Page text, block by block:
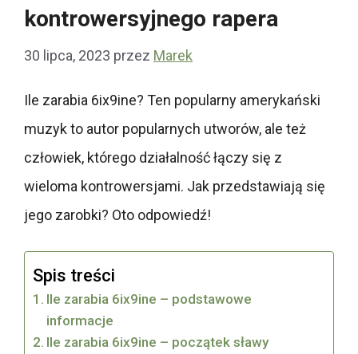
kontrowersyjnego rapera
30 lipca, 2023 przez Marek
Ile zarabia 6ix9ine? Ten popularny amerykański
muzyk to autor popularnych utworów, ale też
człowiek, którego działalność łączy się z
wieloma kontrowersjami. Jak przedstawiają się
jego zarobki? Oto odpowiedź!
Spis treści
Ile zarabia 6ix9ine – podstawowe
informacje
Ile zarabia 6ix9ine – początek sławy